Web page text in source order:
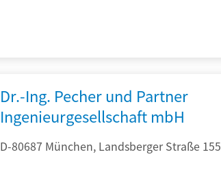
Dr.-Ing. Pecher und Partner
Ingenieurgesellschaft mbH
D-80687 München, Landsberger Straße 155